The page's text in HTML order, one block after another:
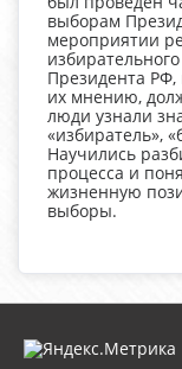
выборам
мероприятии
Президента РФ,
их мнению,
люди узнали
«избиратель»,
Научились
процесса и
жизненную
выборы.